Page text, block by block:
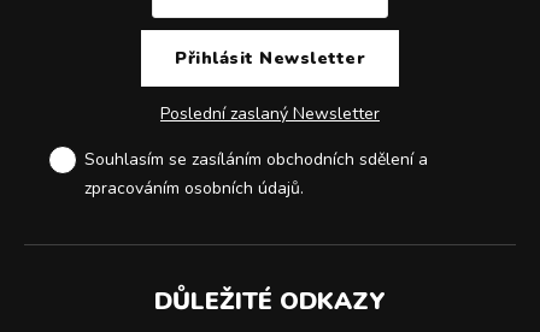
Poslední zaslaný Newsletter
Souhlasím se zasíláním obchodních sdělení a
zpracováním osobních údajů.
DŮLEŽITÉ ODKAZY